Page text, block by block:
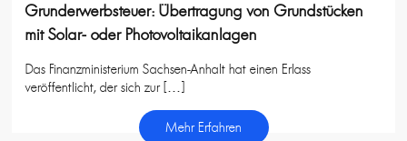
Grunderwerbsteuer: Übertragung von Grundstücken
mit Solar- oder Photovoltaikanlagen
Das Finanzministerium Sachsen-Anhalt hat einen Erlass
veröffentlicht, der sich zur […]
Mehr Erfahren